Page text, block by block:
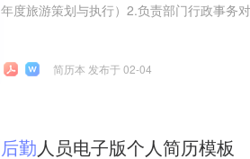
年度旅游策划与执行）2.负责部门行政事务
简历本 发布于 02-04
后勤人员电子版个人简历模板